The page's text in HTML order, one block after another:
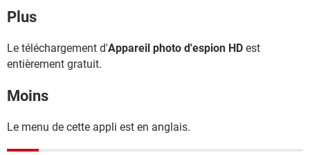
Plus
Le téléchargement d'Appareil photo d'espion HD est
entièrement gratuit.
Moins
Le menu de cette appli est en anglais.